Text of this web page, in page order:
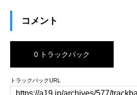
コメント
0 トラックバック
トラックバックURL